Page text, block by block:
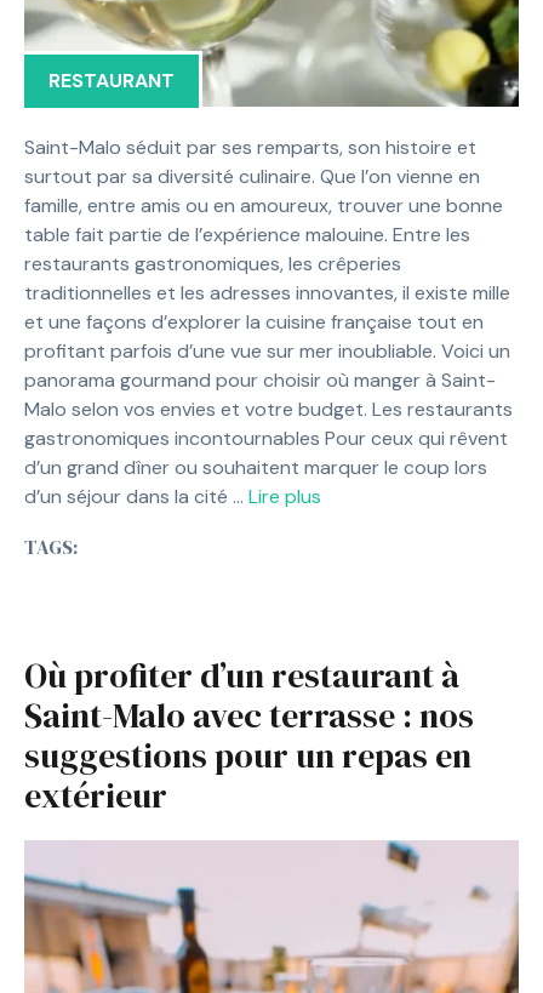
RESTAURANT
Saint-Malo séduit par ses remparts, son histoire et
surtout par sa diversité culinaire. Que l’on vienne en
famille, entre amis ou en amoureux, trouver une bonne
table fait partie de l’expérience malouine. Entre les
restaurants gastronomiques, les crêperies
traditionnelles et les adresses innovantes, il existe mille
et une façons d’explorer la cuisine française tout en
profitant parfois d’une vue sur mer inoubliable. Voici un
panorama gourmand pour choisir où manger à Saint-
Malo selon vos envies et votre budget. Les restaurants
gastronomiques incontournables Pour ceux qui rêvent
d’un grand dîner ou souhaitent marquer le coup lors
d’un séjour dans la cité … Lire plus
TAGS:
Où profiter d’un restaurant à
Saint-Malo avec terrasse : nos
suggestions pour un repas en
extérieur